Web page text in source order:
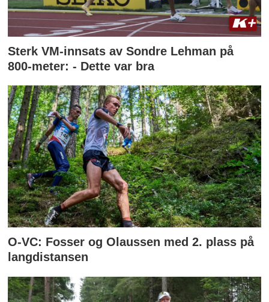
Sterk VM-innsats av Sondre Lehman på
800-meter: - Dette var bra
O-VC: Fosser og Olaussen med 2. plass på
langdistansen